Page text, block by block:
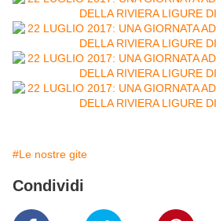
#Le nostre gite
Condividi